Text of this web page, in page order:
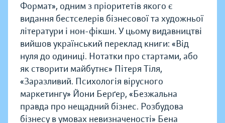
Формат», одним з пріоритетів якого є
видання бестселерів бізнесової та художньої
літератури і нон-фікшн. У цьому видавництві
вийшов український переклад книги: «Від
нуля до одиниці. Нотатки про стартами, або
як створити майбутнє» Пітеря Тіля,
«Заразливий. Психологія вірусного
маркетингу» Йони Берґер, «Безжальна
правда про нещадний бізнес. Розбудова
бізнесу в умовах невизначеності» Бена